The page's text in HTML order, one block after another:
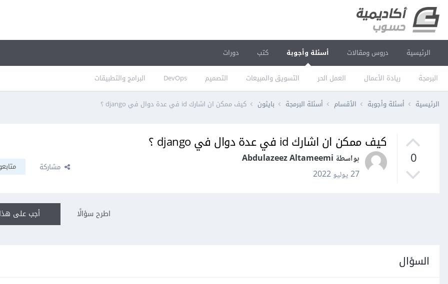
الرئيسية دروس ومقالات أسئلة وأجوبة
البرمجة ريادة الأعمال العمل الحر التسويق والمبيعات التصميم DevOps البرامج والتطبيقات
كتب دورات
الرئيسية أسئلة وأجوبة الأقسام أسئلة البرمجة بايثون كيف ممكن ان اشارك id في عدة دوال في django ؟
0
كيف ممكن ان اشارك id في عدة دوال في django ؟
بواسطة Abdulazeez Altameemi
27 يوليو 2022
مشاركة
أجب على اطرح سؤالًا
السؤال